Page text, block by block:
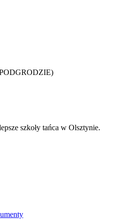
szkoły tańca w Olsztynie.